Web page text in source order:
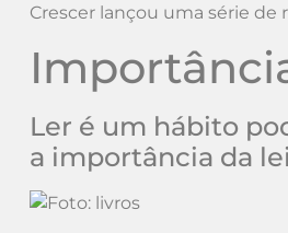
Crescer lançou uma série
Ler é um hábito
a importância da